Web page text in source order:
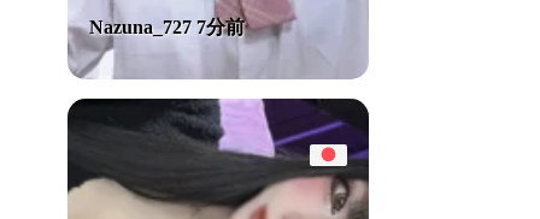
Nazuna_727 7分前